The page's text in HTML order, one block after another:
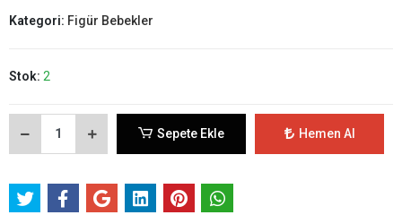
Kategori: Figür Bebekler
Stok: 2
Sepete Ekle Hemen Al